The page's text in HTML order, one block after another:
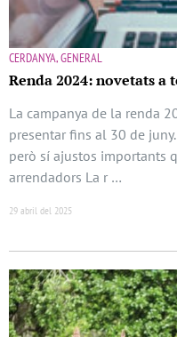
CERDANYA, GENERAL
Renda 2024: novetats a
La campanya de la renda
presentar fins al 30 de
però sí ajustos importants
arrendadors La r …
29 abril del 2025